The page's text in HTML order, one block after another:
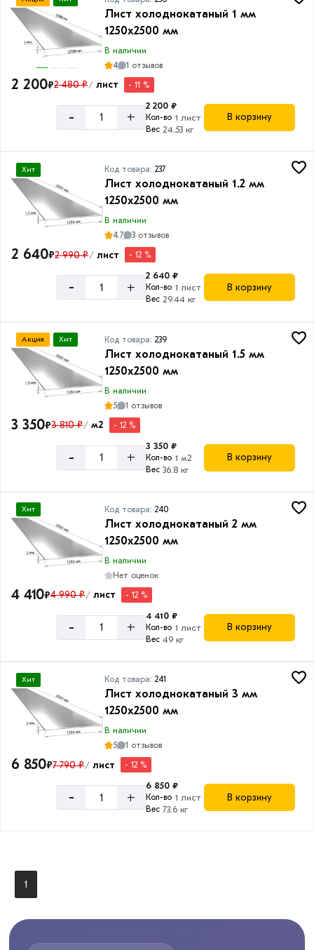
мм
2
мм
мм
Лист холоднокатаный 1 мм
1250х2500 мм
В наличии
4
1 отзывов
2 200₽2 480 ₽/ лист - 11 %
- +
2 200 ₽
Кол-во 1 лист
Вес 24.53 кг
В корзину
Хит Код товара:237
Лист холоднокатаный 1.2 мм
1250х2500 мм
В наличии
4.7
3 отзывов
2 640₽2 990 ₽/ лист - 12 %
- +
2 640 ₽
Кол-во 1 лист
Вес 29.44 кг
В корзину
Акция Хит Код товара: 239
Лист холоднокатаный 1.5 мм
1250х2500 мм
В наличии
5
1 отзывов
3 350₽3 810 ₽/ м2 - 12 %
- +
3 350 ₽
Кол-во 1 м2
Вес 36.8 кг
В корзину
Хит Код товара:240
Лист холоднокатаный 2 мм
1250х2500 мм
В наличии
Нет оценок
4 410₽4 990 ₽/ лист - 12 %
- +
4 410 ₽
Кол-во 1 лист
Вес 49 кг
В корзину
Хит Код товара:241
Лист холоднокатаный 3 мм
1250х2500 мм
В наличии
5
1 отзывов
6 850₽7 790 ₽/ лист - 12 %
- +
6 850 ₽
Кол-во 1 лист
Вес 73.6 кг
В корзину
1